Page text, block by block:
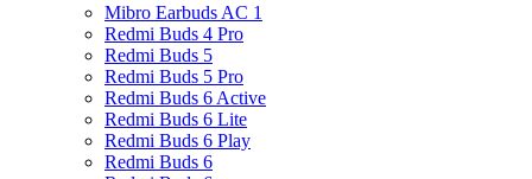
Mibro Earbuds AC 1
Redmi Buds 4 Pro
Redmi Buds 5
Redmi Buds 5 Pro
Redmi Buds 6 Active
Redmi Buds 6 Lite
Redmi Buds 6 Play
Redmi Buds 6